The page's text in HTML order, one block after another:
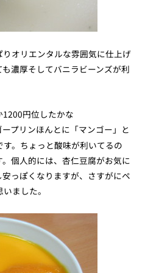
オリエンタルな雰囲気に仕上げ
濃厚そしてバニラビーンズが利
円位したかな
プリンほんとに「マンゴー」と
。ちょっと酸味が利いてるの
個人的には、杏仁豆腐がお気に
っぽくなりますが、さすがにペ
ました。